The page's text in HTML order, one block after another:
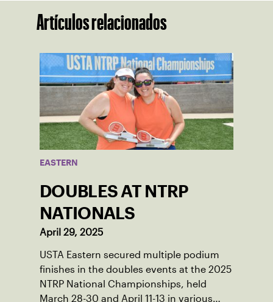
Artículos relacionados
EASTERN
DOUBLES AT NTRP
NATIONALS
April 29, 2025
USTA Eastern secured multiple podium
finishes in the doubles events at the 2025
NTRP National Championships, held
March 28-30 and April 11-13 in various